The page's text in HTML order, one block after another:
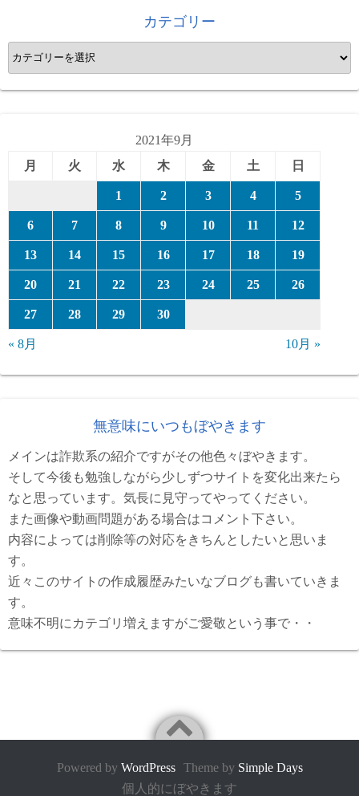
カテゴリー
カ
テ
ゴ
2021年9月
月
火 水 木 金 土 日
1 2 3 4 5
6 7 8 9 10 11 12
13 14 15 16 17 18 19
20 21 22 23 24 25 26
27 28 29 30
« 8月 10月 »
無意味にいつもぼやきます
メインは詐欺系の紹介ですがその他色々ぼやきます。
そして今後も勉強しながら少しずつサイトを変化出来たら
なと思っています。気長に見守ってやってください。
また画像や動画問題がある場合はコメント下さい。
内容によっては削除等の対応をきちんとしたいと思いま
す。
近々このサイトの作成履歴みたいなブログも書いていきま
す。
意味不明にカテゴリ増えますがご愛敬という事で・・
Powered by WordPress Theme by Simple Days
個人的にぼやきます